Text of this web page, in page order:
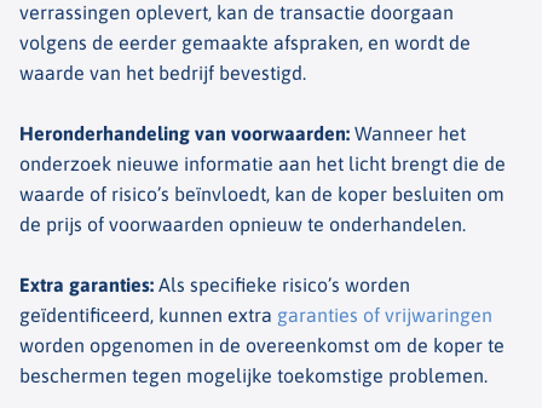
verrassingen oplevert, kan de transactie doorgaan
volgens de eerder gemaakte afspraken, en wordt de
waarde van het bedrijf bevestigd.
Heronderhandeling van voorwaarden: Wanneer het
onderzoek nieuwe informatie aan het licht brengt die de
waarde of risico’s beïnvloedt, kan de koper besluiten om
de prijs of voorwaarden opnieuw te onderhandelen.
Extra garanties: Als specifieke risico’s worden
geïdentificeerd, kunnen extra garanties of vrijwaringen
worden opgenomen in de overeenkomst om de koper te
beschermen tegen mogelijke toekomstige problemen.